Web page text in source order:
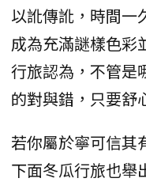
以訛傳訛，時間一
成為充滿謎樣色彩
行旅認為，不管是
的對與錯，只要舒
若你屬於寧可信其
下面冬瓜行旅也舉